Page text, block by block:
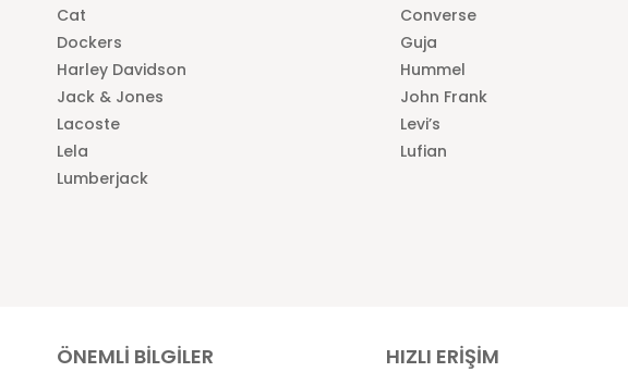
Cat
Converse
Dockers
Guja
Harley Davidson
Hummel
Jack & Jones
John Frank
Lacoste
Levi’s
Lela
Lufian
Lumberjack
ÖNEMLİ BİLGİLER HIZLI ERİŞİM